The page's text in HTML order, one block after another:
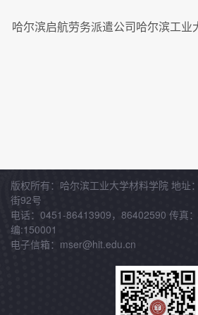
哈尔滨启航劳务派遣公司哈尔滨工业
版权所有：哈尔滨工业大学材料学院 地址
街92号
电话：0451-86413909，86402590 传真
编:150001
电子信箱：mser@hit.edu.cn